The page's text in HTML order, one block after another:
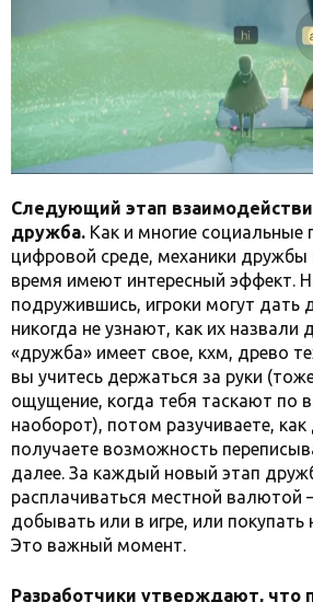
Следующий этап
дружба. Как и многие социальные
цифровой среде, механики
время имеют интересный эффект.
подружившись, игроки могут дать
никогда не узнают, как их назвали
«дружба» имеет свое, кхм, древо
вы учитесь держаться за руки
ощущение, когда тебя таскают по
наоборот), потом разучиваете, как
получаете возможность
далее. За каждый новый этап
расплачиваться местной
добывать или в игре, или покупать
Это важный момент.
Разработчики утверждают, что